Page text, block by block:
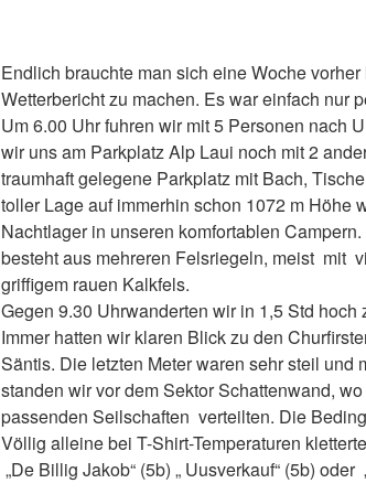
Endlich brauchte man sich eine Woche
Wetterbericht zu machen. Es war einfach nur
Um 6.00 Uhr fuhren wir mit 5 Personen nach
wir uns am Parkplatz Alp Laui noch mit 2
traumhaft gelegene Parkplatz mit Bach,
toller Lage auf immerhin schon 1072 m Höhe
Nachtlager in unseren komfortablen
besteht aus mehreren Felsriegeln, meist mit
griffigem rauen Kalkfels.
Gegen 9.30 Uhrwanderten wir in 1,5 Std hoch
Immer hatten wir klaren Blick zu den
Säntis. Die letzten Meter waren sehr steil und
standen wir vor dem Sektor Schattenwand,
passenden Seilschaften verteilten. Die
Völlig alleine bei T-Shirt-Temperaturen
„De Billig Jakob“ (5b) „ Uusverkauf“ (5b) oder